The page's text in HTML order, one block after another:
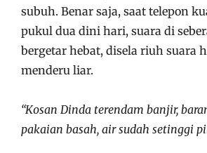
subuh. Benar saja, saat telepon
pukul dua dini hari, suara di
bergetar hebat, disela riuh suara
menderu liar.
“Kosan Dinda terendam banjir,
pakaian basah, air sudah setinggi